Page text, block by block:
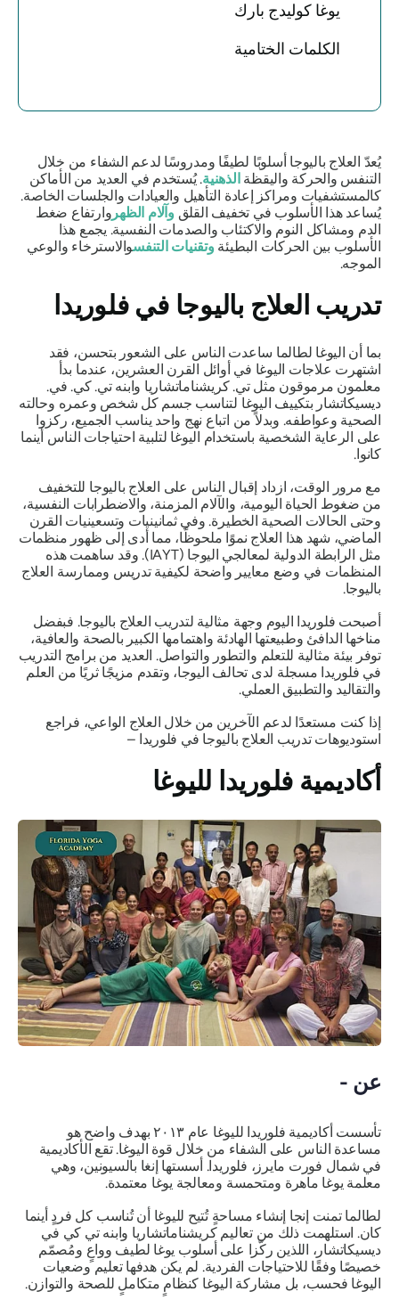
يوغا كوليدج بارك
الكلمات الختامية
يُعدّ العلاج باليوجا أسلوبًا لطيفًا ومدروسًا لدعم الشفاء من خلال
التنفس والحركة واليقظةالذهنية. يُستخدم في العديد من الأماكن
كالمستشفيات ومراكز إعادة التأهيل والعيادات والجلسات الخاصة.
يُساعد هذا الأسلوب في تخفيف القلقوآلام الظهروارتفاع ضغط
الدم ومشاكل النوم والاكتئاب والصدمات النفسية. يجمع هذا
الأسلوب بين الحركات البطيئةوتقنيات التنفسوالاسترخاء والوعي
الموجه.
تدريب العلاج باليوجا في فلوريدا
بما أن اليوغا لطالما ساعدت الناس على الشعور بتحسن، فقد
اشتهرت علاجات اليوغا في أوائل القرن العشرين، عندما بدأ
معلمون مرموقون مثل تي. كريشناماتشاريا وابنه تي. كي. في.
ديسيكاتشار بتكييف اليوغا لتناسب جسم كل شخص وعمره وحالته
الصحية وعواطفه. وبدلاً من اتباع نهج واحد يناسب الجميع، ركزوا
على الرعاية الشخصية باستخدام اليوغا لتلبية احتياجات الناس أينما
كانوا.
مع مرور الوقت، ازداد إقبال الناس على العلاج باليوجا للتخفيف
من ضغوط الحياة اليومية، والآلام المزمنة، والاضطرابات النفسية،
وحتى الحالات الصحية الخطيرة. وفي ثمانينيات وتسعينيات القرن
الماضي، شهد هذا العلاج نموًا ملحوظًا، مما أدى إلى ظهور منظمات
مثل الرابطة الدولية لمعالجي اليوجا (IAYT). وقد ساهمت هذه
المنظمات في وضع معايير واضحة لكيفية تدريس وممارسة العلاج
باليوجا.
أصبحت فلوريدا اليوم وجهة مثالية لتدريب العلاج باليوجا. فبفضل
مناخها الدافئ وطبيعتها الهادئة واهتمامها الكبير بالصحة والعافية،
توفر بيئة مثالية للتعلم والتطور والتواصل. العديد من برامج التدريب
في فلوريدا مسجلة لدى تحالف اليوجا، وتقدم مزيجًا ثريًا من العلم
والتقاليد والتطبيق العملي.
إذا كنت مستعدًا لدعم الآخرين من خلال العلاج الواعي، فراجع
استوديوهات تدريب العلاج باليوجا في فلوريدا –
أكاديمية فلوريدا لليوغا
عن -
تأسست أكاديمية فلوريدا لليوغا عام ٢٠١٣ بهدف واضح هو
مساعدة الناس على الشفاء من خلال قوة اليوغا. تقع الأكاديمية
في شمال فورت مايرز، فلوريدا. أسستها إنغا بالسيونين، وهي
معلمة يوغا ماهرة ومتحمسة ومعالجة يوغا معتمدة.
لطالما تمنت إنجا إنشاء مساحةٍ تُتيح لليوغا أن تُناسب كل فردٍ أينما
كان. استلهمت ذلك من تعاليم كريشناماتشاريا وابنه تي كي في
ديسيكاتشار، اللذين ركّزا على أسلوب يوغا لطيف وواعٍ ومُصمّم
خصيصًا وفقًا للاحتياجات الفردية. لم يكن هدفها تعليم وضعيات
اليوغا فحسب، بل مشاركة اليوغا كنظامٍ متكاملٍ للصحة والتوازن.